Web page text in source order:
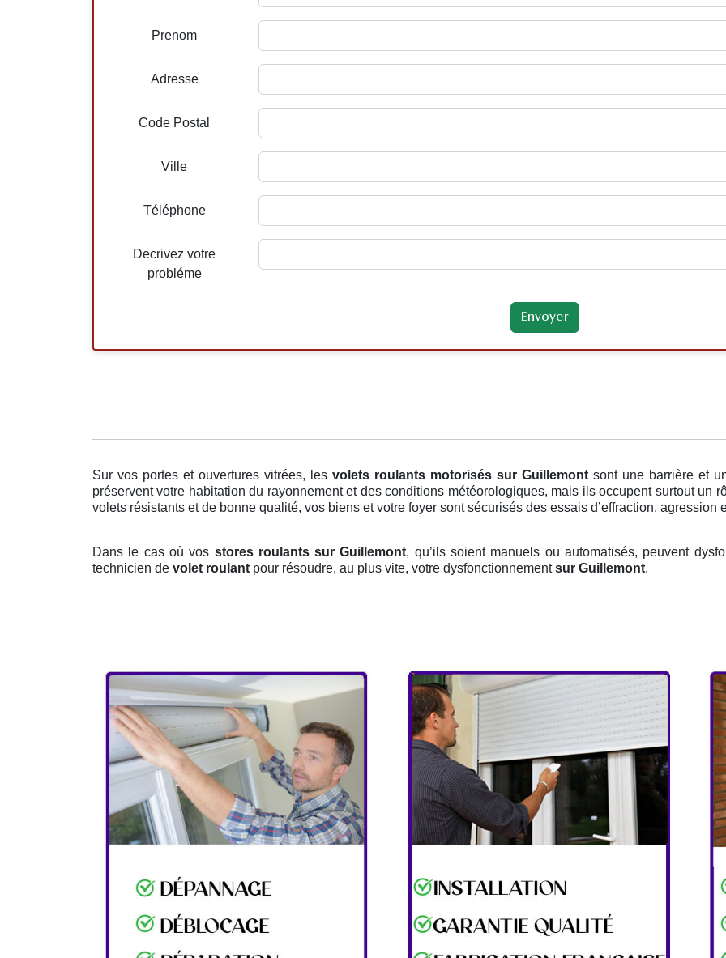
Prenom
Adresse
Code Postal
Ville
Téléphone
Decrivez votre
probléme
Sur vos portes et ouvertures vitrées, les volets roulants motorisés sur Guillemont sont une barrière et
préservent votre habitation du rayonnement et des conditions météorologiques, mais ils occupent surtout un
volets résistants et de bonne qualité, vos biens et votre foyer sont sécurisés des essais d’effraction, agression
Dans le cas où vos stores roulants sur Guillemont, qu’ils soient manuels ou automatisés, peuvent
technicien de volet roulant pour résoudre, au plus vite, votre dysfonctionnementsur Guillemont.